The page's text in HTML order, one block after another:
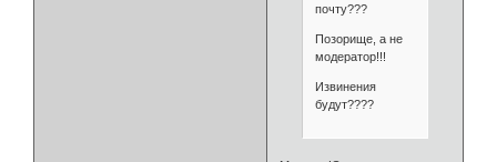
почту???
Позорище, а не
модератор!!!
Извинения
будут????